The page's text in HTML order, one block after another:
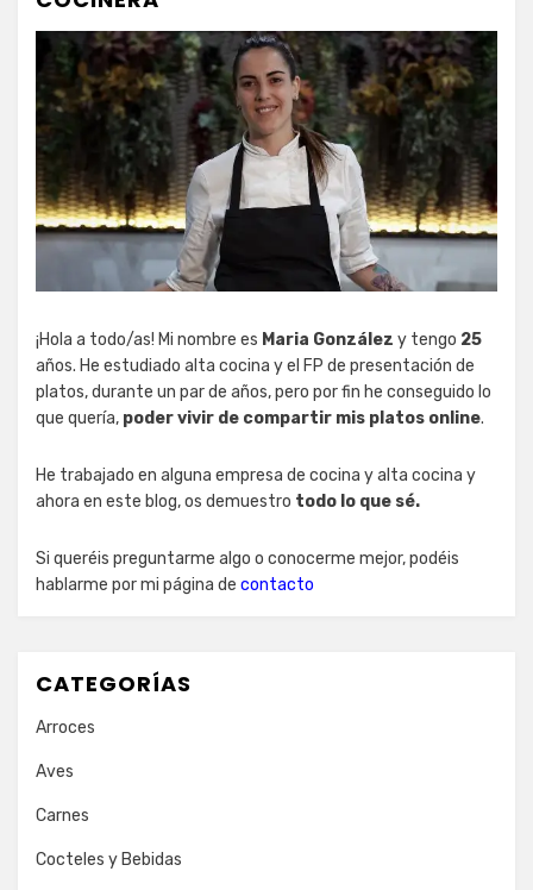
¡Hola a todo/as! Mi nombre es Maria González y tengo 25
años. He estudiado alta cocina y el FP de presentación de
platos, durante un par de años, pero por fin he conseguido lo
que quería, poder vivir de compartir mis platos online.
He trabajado en alguna empresa de cocina y alta cocina y
ahora en este blog, os demuestro todo lo que sé.
Si queréis preguntarme algo o conocerme mejor, podéis
hablarme por mi página de contacto
CATEGORÍAS
Arroces
Aves
Carnes
Cocteles y Bebidas